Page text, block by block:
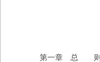
第一章 总 则